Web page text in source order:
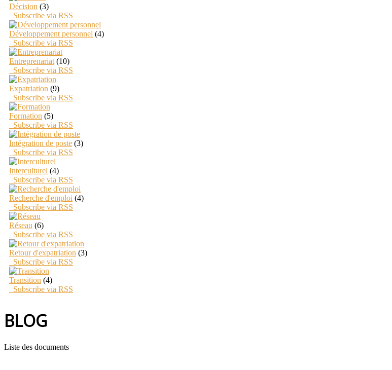
Décision (3)
Subscribe via RSS
Développement personnel (4)
Subscribe via RSS
Entreprenariat (10)
Subscribe via RSS
Expatriation (9)
Subscribe via RSS
Formation (5)
Subscribe via RSS
Intégration de poste (3)
Subscribe via RSS
Interculturel (4)
Subscribe via RSS
Recherche d'emploi (4)
Subscribe via RSS
Réseau (6)
Subscribe via RSS
Retour d'expatriation (3)
Subscribe via RSS
Transition (4)
Subscribe via RSS
BLOG
Liste des documents